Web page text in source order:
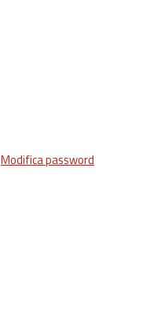
Modifica password